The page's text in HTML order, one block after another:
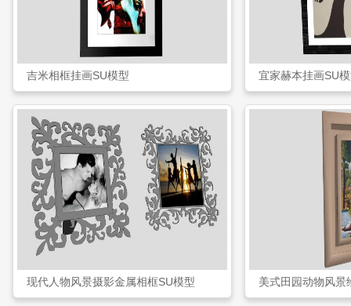
吉米相框挂画SU模型 宜家赫本挂画SU
现代人物风景摄影金属相框SU模型 美式田园动物风景